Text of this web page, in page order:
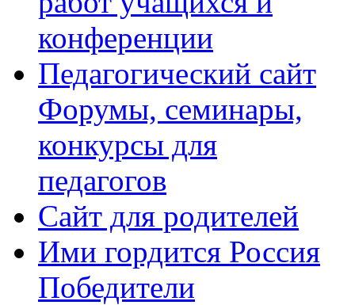
конференции
Педагогический сайт
Форумы, семинары,
конкурсы для
педагогов
Сайт для родителей
Ими гордится Россия
Победители